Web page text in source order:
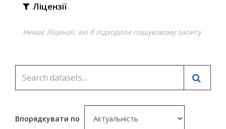
Ліцензії
Немає Ліцензії, які б підходили пошуковому запиту
Впорядкувати по